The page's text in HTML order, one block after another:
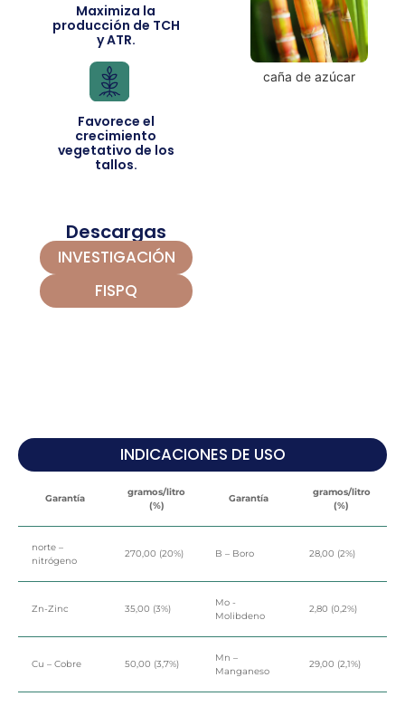
Maximiza la
producción de TCH
y ATR.
Favorece el
crecimiento
vegetativo de los
tallos.
Descargas
INVESTIGACIÓN
FISPQ
caña de azúcar
INDICACIONES DE USO
Garantía
gramos/litro
(%)
Garantía
gramos/litro
(%)
norte –
nitrógeno
270,00 (20%) B – Boro 28,00 (2%)
Zn-Zinc 35,00 (3%)
Mo -
Molibdeno
2,80 (0,2%)
Cu – Cobre 50,00 (3,7%)
Mn –
Manganeso
29,00 (2,1%)